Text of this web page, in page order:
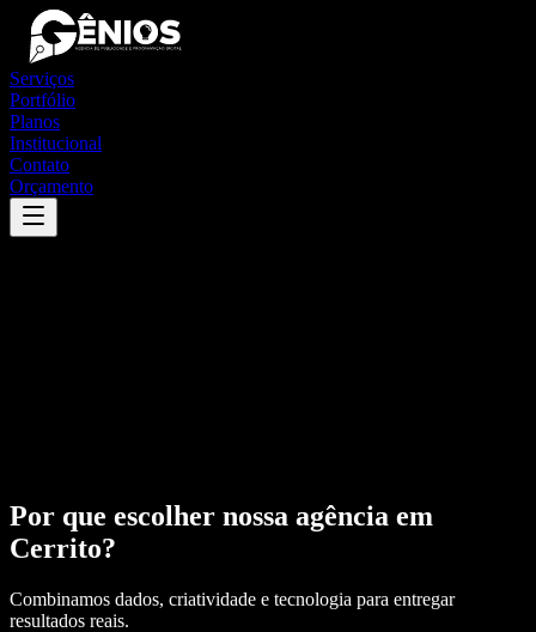
Serviços
Portfólio
Planos
Institucional
Contato
Orçamento
Por que escolher nossa agência em
Cerrito?
Combinamos dados, criatividade e tecnologia para entregar
resultados reais.